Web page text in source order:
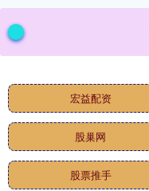
宏益配资
股巢网
股票推手